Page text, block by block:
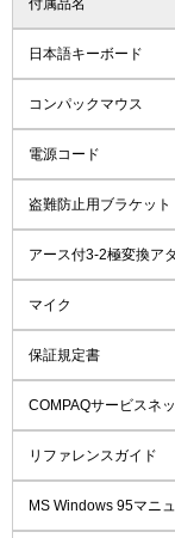
付属品名
日本語キーボード
コンパックマウス
電源コード
盗難防止用ブラケット
アース付3-2極変換ア
マイク
保証規定書
COMPAQサービスネ
リファレンスガイド
MS Windows 95マニ